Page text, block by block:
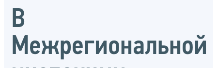
В
Межрегиональной